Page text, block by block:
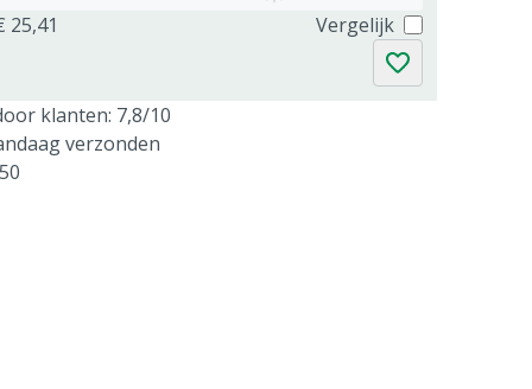
25,41 Vergelijk
klanten: 7,8/10
verzonden